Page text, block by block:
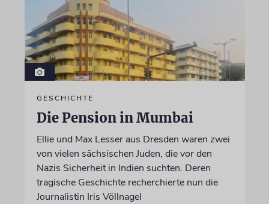
GESCHICHTE
Die Pension in Mumbai
Ellie und Max Lesser aus Dresden waren zwei
von vielen sächsischen Juden, die vor den
Nazis Sicherheit in Indien suchten. Deren
tragische Geschichte recherchierte nun die
Journalistin Iris Völlnagel